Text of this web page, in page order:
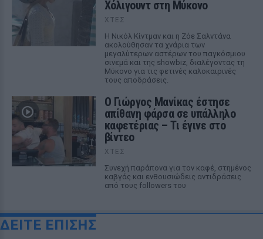
Χόλιγουντ στη Μύκονο
ΧΤΕΣ
Η Νικόλ Κίντμαν και η Ζόε Σαλντάνα
ακολούθησαν τα χνάρια των
μεγαλύτερων αστέρων του παγκόσμιου
σινεμά και της showbiz, διαλέγοντας τη
Μύκονο για τις φετινές καλοκαιρινές
τους αποδράσεις.
Ο Γιώργος Μανίκας έστησε
απίθανη φάρσα σε υπάλληλο
καφετέριας – Τι έγινε στο
βίντεο
ΧΤΕΣ
Συνεχή παράπονα για τον καφέ, στημένος
καβγάς και ενθουσιώδεις αντιδράσεις
από τους followers του
ΔΕΙΤΕ ΕΠΙΣΗΣ